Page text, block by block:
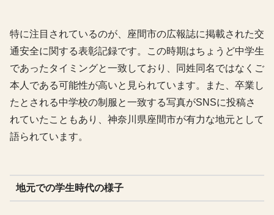
特に注目されているのが、座間市の広報誌に掲載された交
通安全に関する表彰記録です。この時期はちょうど中学生
であったタイミングと一致しており、同姓同名ではなくご
本人である可能性が高いと見られています。また、卒業し
たとされる中学校の制服と一致する写真がSNSに投稿さ
れていたこともあり、神奈川県座間市が有力な地元として
語られています。
地元での学生時代の様子